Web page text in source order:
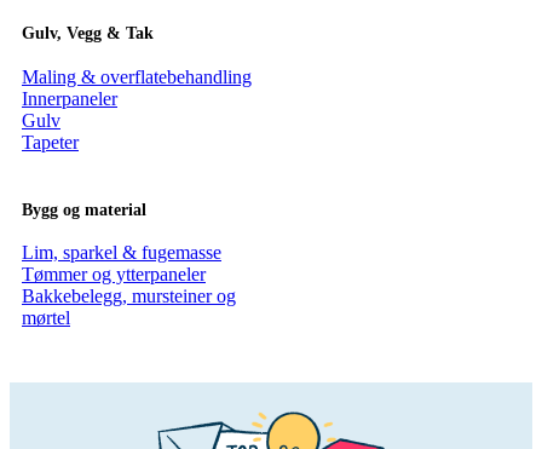
Gulv, Vegg & Tak
Maling & overflatebehandling
Innerpaneler
Gulv
Tapeter
Bygg og material
Lim, sparkel & fugemasse
Tømmer og ytterpaneler
Bakkebelegg, mursteiner og
mørtel